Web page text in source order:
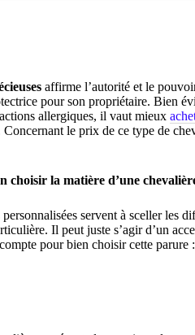
affirme l’autorité et le
pour son propriétaire. Bien
allergiques, il vaut mieux
le prix de ce type de
choisir la matière d’une
servent à sceller les
Il peut juste s’agir d’un
pour bien choisir cette parure :